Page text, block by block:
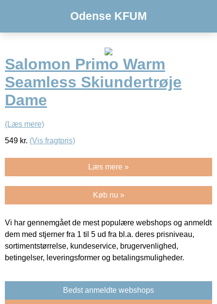
Odense KFUM
Salomon Primo Warm
Seamless Skiundertrøje
Dame
(Læs mere)
549 kr. (Vis fragtpris)
Læs mere »
Køb nu »
Vi har gennemgået de mest populære webshops og anmeldt
dem med stjerner fra 1 til 5 ud fra bl.a. deres prisniveau,
sortimentstørrelse, kundeservice, brugervenlighed,
betingelser, leveringsformer og betalingsmuligheder.
Bedst anmeldte webshops